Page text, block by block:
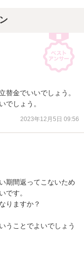
替金でいいでしょう。
でしょう。
2023年12月5日 09:56
期間返ってこないため
です。
りますか？
うことでよいでしょう